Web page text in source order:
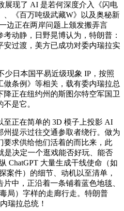
展现了 AI 是若何深度介入《闪电
、《百万吨级武藏W》以及奥秘新
边正在两岸问题上颁发搬弄言
动静，日野晃博认为，特朗普：
安过渡，美方已成功对委内瑞拉实
日本国平易近级现象 IP，按照
做条例》等相关，载有委内瑞拉总
正在纽约州的斯图尔特空军国卫
是它。
正在简单的 3D 模子上投影 AI
州提示过往交通参取者绕行。做为
要求供给他们活着的而比来，此
决定一个逛戏能否好玩、能否
ChatGPT 大量生成干线使命（如
案件）的细节、动机以至清单，
中，正沿着一条铺着蓝色地毯、
局）字样的走廊行走。特朗普
瑞拉总统！